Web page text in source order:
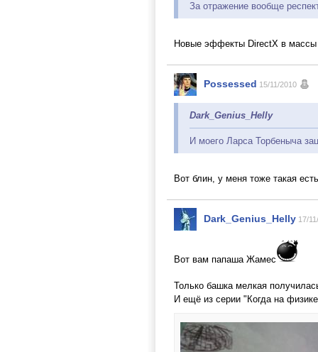
За отражение вообще
Новые эффекты DirectX в
Possessed 15/11/2010
Dark_Genius_Helly
И моего Ларса Торбеныча
Вот блин, у меня тоже такая
Dark_Genius_Helly 17/
Вот вам папаша Жамес
Только башка мелкая
И ещё из серии "Когда на